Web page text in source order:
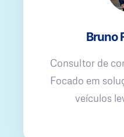
Bruno
Consultor de
Focado em
veículos